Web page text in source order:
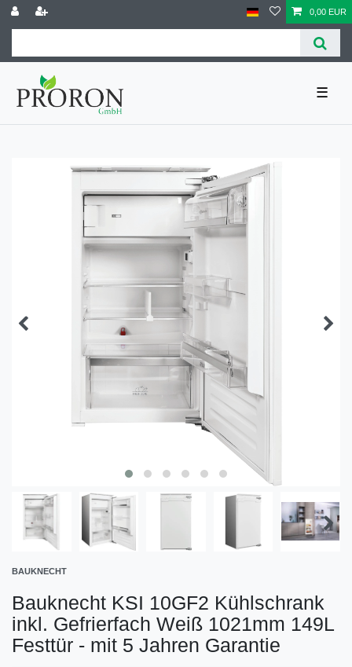
0,00 EUR
☰
BAUKNECHT
Bauknecht KSI 10GF2 Kühlschrank
inkl. Gefrierfach Weiß 1021mm 149L
Festtür - mit 5 Jahren Garantie